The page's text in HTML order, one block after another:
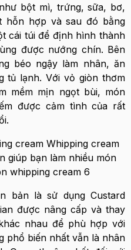
bột mì, trứng, sữa, bơ,
hỗn hợp và sau đó bằng
cái túi để định hình thành
được nướng chín. Bên
béo ngậy làm nhân, ăn
tủ lạnh. Với vỏ giòn thơm
mềm mịn ngọt bùi, món
được cảm tình của rất
bản là sử dụng Custard
được nâng cấp và thay
nhau để phù hợp với
phổ biến nhất vẫn là nhân